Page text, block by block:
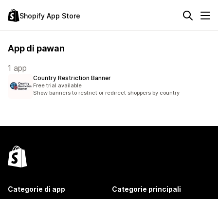
Shopify App Store
App di pawan
1 app
Country Restriction Banner
Free trial available
Show banners to restrict or redirect shoppers by country
Categorie di app Categorie principali